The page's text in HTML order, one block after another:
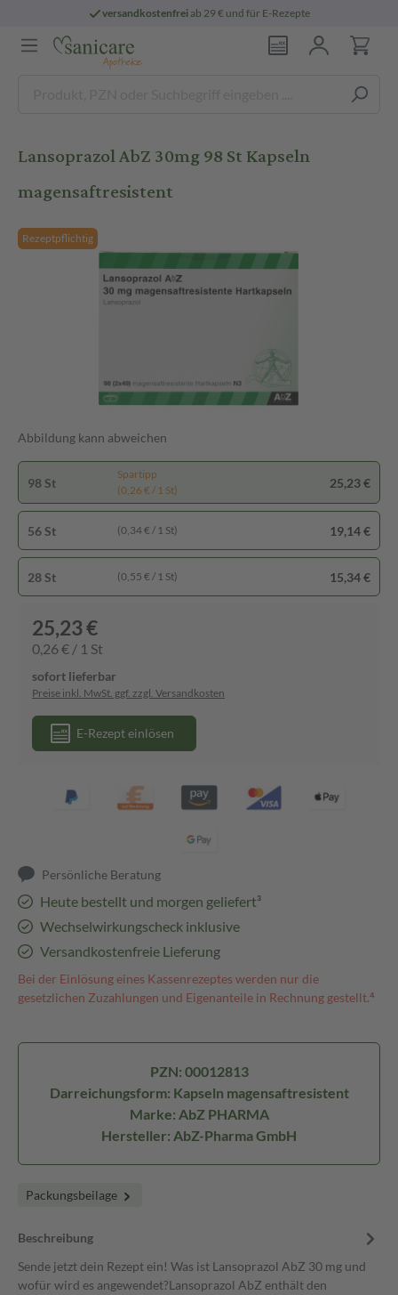
versandkostenfreiab 29 € und für E-Rezepte
Lansoprazol AbZ 30mg 98 St Kapseln
magensaftresistent
Rezeptpflichtig
Abbildung kann abweichen
98 St
Spartipp
(0,26 € / 1 St)
25,23 €
56 St (0,34 € / 1 St) 19,14 €
28 St (0,55 € / 1 St) 15,34 €
25,23 €
0,26 € / 1 St
sofort lieferbar
Preise inkl. MwSt. ggf. zzgl. Versandkosten
E-Rezept einlösen
Persönliche Beratung
Heute bestellt und morgen geliefert³
Wechselwirkungscheck inklusive
Versandkostenfreie Lieferung
Bei der Einlösung eines Kassenrezeptes werden nur die
gesetzlichen Zuzahlungen und Eigenanteile in Rechnung gestellt.⁴
PZN: 00012813
Darreichungsform: Kapseln magensaftresistent
Marke: AbZ PHARMA
Hersteller: AbZ-Pharma GmbH
Packungsbeilage
Beschreibung
Sende jetzt dein Rezept ein! Was ist Lansoprazol AbZ 30 mg und
wofür wird es angewendet?Lansoprazol AbZ enthält den